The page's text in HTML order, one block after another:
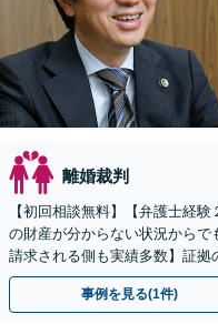
離婚裁判
【初回相談無料】【弁護士経
の財産が分からない状況からで
請求される側も実績多数】証
ん台駅徒歩5分】
事例を見る(1件)